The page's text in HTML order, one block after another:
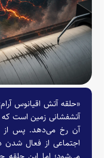
«حلقه آتش اقیانوس
آتشفشانی زمین است که
آن رخ می‌دهد. پس از
اجتماعی از فعال شدن